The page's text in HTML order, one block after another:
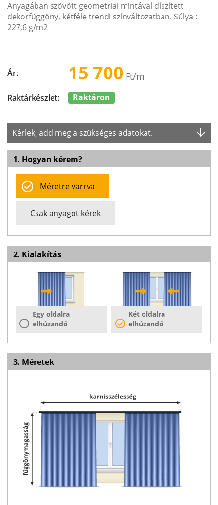
Anyagában szövött geometriai mintával díszített
dekorfüggöny, kétféle trendi színváltozatban. Súlya :
227,6 g/m2
Ár: 15 700 Ft/m
Raktárkészlet: Raktáron
Kérlek, add meg a szükséges adatokat.
1. Hogyan kérem?
Méretre varrva
Csak anyagot kérek
2. Kialakítás
Egy oldalra
elhúzandó
Két oldalra
elhúzandó
3. Méretek